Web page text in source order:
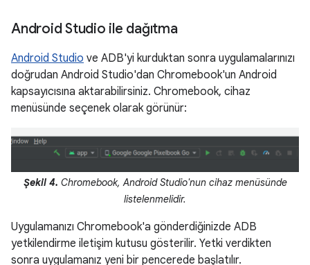
Android Studio ile dağıtma
Android Studio ve ADB'yi kurduktan sonra uygulamalarınızı
doğrudan Android Studio'dan Chromebook'un Android
kapsayıcısına aktarabilirsiniz. Chromebook, cihaz
menüsünde seçenek olarak görünür:
Şekil 4. Chromebook, Android Studio'nun cihaz menüsünde
listelenmelidir.
Uygulamanızı Chromebook'a gönderdiğinizde ADB
yetkilendirme iletişim kutusu gösterilir. Yetki verdikten
sonra uygulamanız yeni bir pencerede başlatılır.